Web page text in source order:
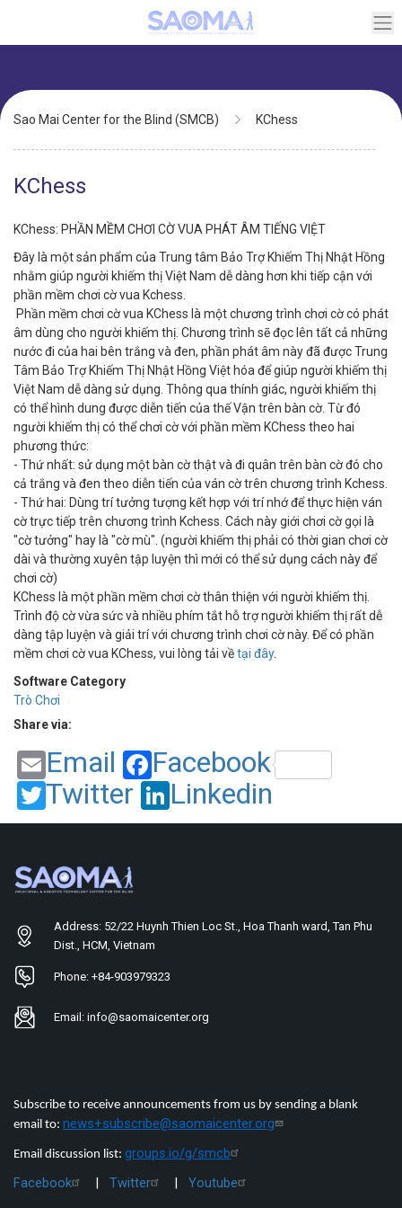
main
Breadcrumb
Sao Mai Center for the Blind (SMCB) KChess
KChess
KChess: PHẦN MỀM CHƠI CỜ VUA PHÁT ÂM TIẾNG VIỆT
Đây là một sản phẩm của Trung tâm Bảo Trợ Khiếm Thị Nhật Hồng
nhằm giúp người khiếm thị Việt Nam dễ dàng hơn khi tiếp cận với
phần mềm chơi cờ vua Kchess.
Phần mềm chơi cờ vua KChess là một chương trình chơi cờ có phát
âm dùng cho người khiếm thị. Chương trình sẽ đọc lên tất cả những
nước đi của hai bên trắng và đen, phần phát âm này đã được Trung
Tâm Bảo Trợ Khiếm Thị Nhật Hồng Việt hóa để giúp người khiếm thị
Việt Nam dễ dàng sử dụng. Thông qua thính giác, người khiếm thị
có thể hình dung được diễn tiến của thế Vận trên bàn cờ. Từ đó
người khiếm thị có thể chơi cờ với phần mềm KChess theo hai
phương thức:
- Thứ nhất: sử dụng một bàn cờ thật và đi quân trên bàn cờ đó cho
cả trắng và đen theo diễn tiến của ván cờ trên chương trình Kchess.
- Thứ hai: Dùng trí tưởng tượng kết hợp với trí nhớ để thực hiện ván
cờ trực tiếp trên chương trình Kchess. Cách này giới chơi cờ gọi là
"cờ tưởng" hay là "cờ mù". (người khiếm thị phải có thời gian chơi cờ
dài và thường xuyên tập luyện thì mới có thể sử dụng cách này để
chơi cờ)
KChess là một phần mềm chơi cờ thân thiện với người khiếm thị.
Trình độ cờ vừa sức và nhiều phím tắt hỗ trợ người khiếm thị rất dễ
dàng tập luyện và giải trí với chương trình chơi cờ này. Để có phần
mềm chơi cờ vua KChess, vui lòng tải vềtại đây.
Software Category
Trò Chơi
Share via:
Email
Facebook
Twitter
Linkedin
Address: 52/22 Huynh Thien Loc St., Hoa Thanh ward, Tan Phu
Dist., HCM, Vietnam
Phone: +84-903979323
Email: info@saomaicenter.org
Subscribe to receive announcements from us by sending a blank
email to: news+subscribe@saomaicenter.org
Email discussion list: groups.io/g/smcb
Facebook
| Twitter | Youtube